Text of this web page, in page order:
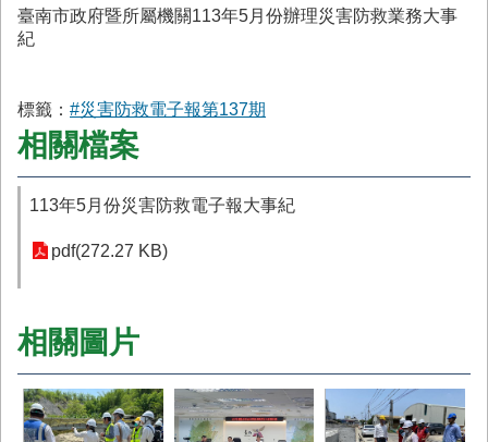
救
辦
簡
介
災
防
新
專
區
便
民
服
臺南市政府暨所屬機關113年5月份辦理災害防救業務大事
紀
標籤： #災害防救電子報第137期
相關檔案
113年5月份災害防救電子報大事紀
pdf(272.27 KB)
相關圖片